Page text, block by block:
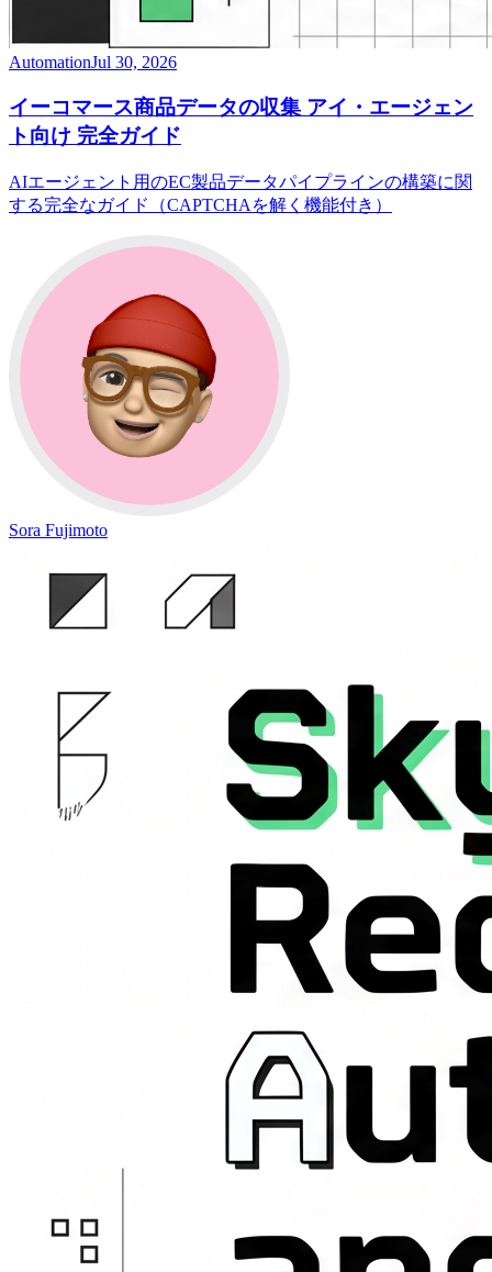
AutomationJul 30, 2026
イーコマース商品データの収集 アイ・エージェン
ト向け 完全ガイド
AIエージェント用のEC製品データパイプラインの構築に関
する完全なガイド（CAPTCHAを解く機能付き）
Sora Fujimoto